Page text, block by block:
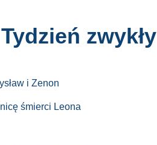
zwykły
i Zenon
śmierci Leona